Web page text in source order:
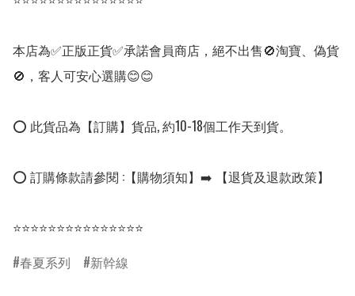
本店為✅正版正貨✅承諾會員商店，絕不出售🚫淘寶、偽貨
🚫，客人可安心選購😊😊
⭕ 此貨品為【訂購】貨品, 約10-18個工作天到貨。
⭕ 訂購條款請參閱 :【購物須知】➡️ 【退貨及退款政策】
⭐⭐⭐⭐⭐⭐⭐⭐⭐⭐⭐⭐⭐⭐⭐
春夏系列
新幹線